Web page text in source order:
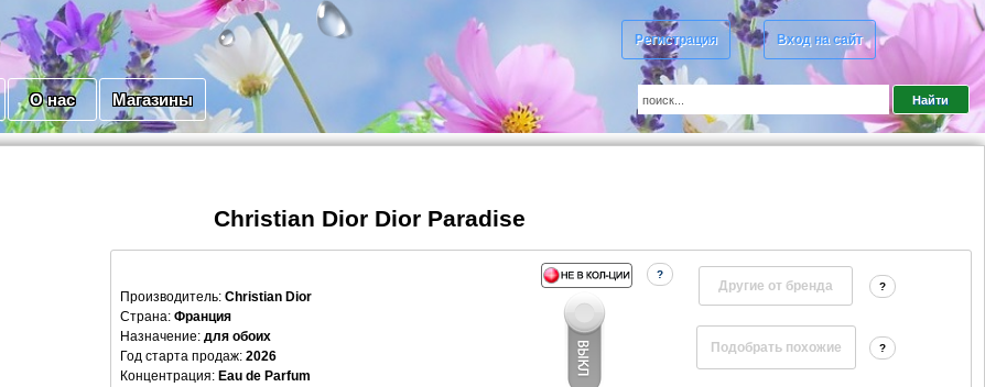
Регистрация Вход на сайт
О нас Магазины
Christian Dior Dior Paradise
Производитель: Christian Dior
Страна: Франция
Назначение: для обоих
Год старта продаж: 2026
Концентрация: Eau de Parfum
?
Другие от бренда ?
?